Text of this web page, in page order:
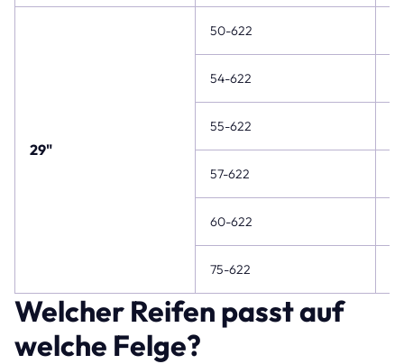
29"
50-622
54-622
55-622
57-622
60-622
75-622
Welcher Reifen passt auf
welche Felge?